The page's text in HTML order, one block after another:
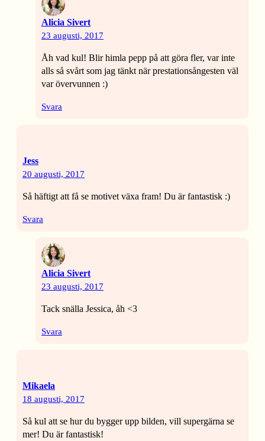
Alicia Sivert
23 augusti, 2017
Åh vad kul! Blir himla pepp på att göra fler, var inte
alls så svårt som jag tänkt när prestationsångesten väl
var övervunnen :)
Svara
Jess
20 augusti, 2017
Så häftigt att få se motivet växa fram! Du är fantastisk :)
Svara
Alicia Sivert
23 augusti, 2017
Tack snälla Jessica, åh <3
Svara
Mikaela
18 augusti, 2017
Så kul att se hur du bygger upp bilden, vill supergärna se
mer! Du är fantastisk!